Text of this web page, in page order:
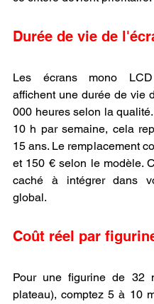
Durée de vie de
Les écrans mono
affichent une durée de vie
000 heures selon la
10 h par semaine, cela
15 ans. Le remplacement
et 150 € selon le modèle.
caché à intégrer dans
global.
Coût réel par
Pour une figurine de 32
plateau), comptez 5 à 10